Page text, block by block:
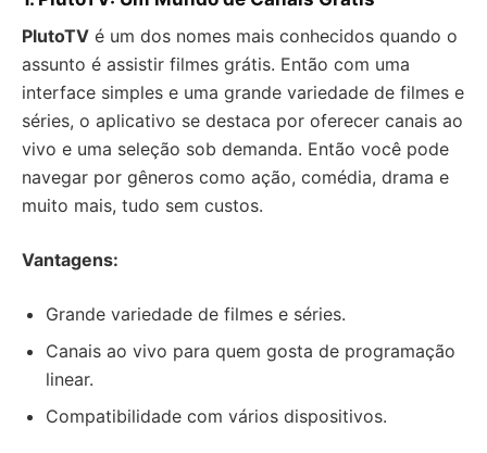
PlutoTV é um dos nomes mais conhecidos quando o
assunto é assistir filmes grátis. Então com uma
interface simples e uma grande variedade de filmes e
séries, o aplicativo se destaca por oferecer canais ao
vivo e uma seleção sob demanda. Então você pode
navegar por gêneros como ação, comédia, drama e
muito mais, tudo sem custos.
Vantagens:
Grande variedade de filmes e séries.
Canais ao vivo para quem gosta de programação
linear.
Compatibilidade com vários dispositivos.